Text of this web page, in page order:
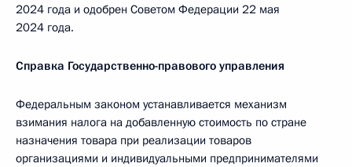
2024 года и одобрен Советом Федерации 22 мая
2024 года.
Справка Государственно-правового управления
Федеральным законом устанавливается механизм
взимания налога на добавленную стоимость по стране
назначения товара при реализации товаров
организациями и индивидуальными предпринимателями